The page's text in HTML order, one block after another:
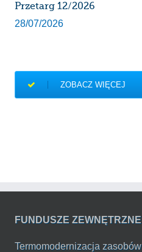
Przetarg 12/2026
28/07/2026
ZOBACZ WIĘCEJ
FUNDUSZE ZEWNĘTRZNE
Termomodernizacja zasobów